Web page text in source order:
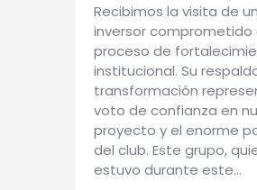
Recibimos la visita de
inversor comprometido
proceso de
institucional. Su
transformación
voto de confianza en
proyecto y el enorme
del club. Este grupo,
estuvo durante este…